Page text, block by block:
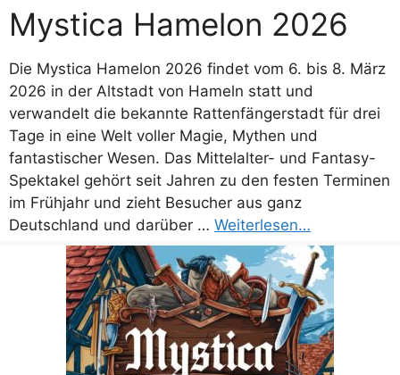
Mystica Hamelon 2026
Die Mystica Hamelon 2026 findet vom 6. bis 8. März
2026 in der Altstadt von Hameln statt und
verwandelt die bekannte Rattenfängerstadt für drei
Tage in eine Welt voller Magie, Mythen und
fantastischer Wesen. Das Mittelalter- und Fantasy-
Spektakel gehört seit Jahren zu den festen Terminen
im Frühjahr und zieht Besucher aus ganz
Deutschland und darüber … Weiterlesen…